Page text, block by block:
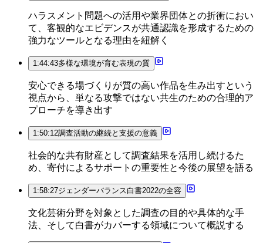
ハラスメント問題への活用や業界団体との折衝におい
て、客観的なエビデンスが共通認識を形成するための
強力なツールとなる理由を紐解く
1:44:43多様な環境が育む表現の質
安心できる場づくりが質の高い作品を生み出すという
視点から、単なる攻撃ではない共生のための合理的ア
プローチを導き出す
1:50:12調査活動の継続と支援の意義
社会的な共有財産として調査結果を活用し続けるた
め、寄付によるサポートの重要性と今後の展望を語る
1:58:27ジェンダーバランス白書2022の全容
文化芸術分野を対象とした調査の目的や具体的な手
法、そして白書がカバーする領域について概説する